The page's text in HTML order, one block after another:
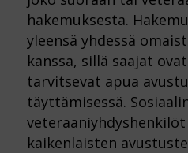
hakemuksesta.
yleensä yhdessä
kanssa, sillä saajat
tarvitsevat apua
täyttämisessä.
kaikenlaisten